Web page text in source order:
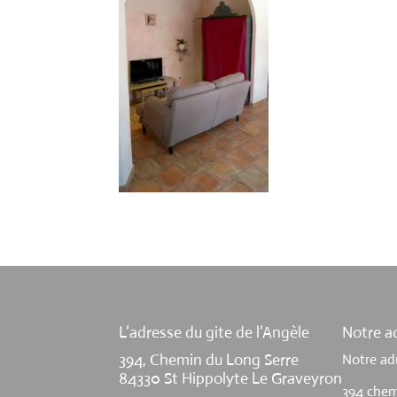
L’adresse du gite de l’Angèle
394, Chemin du Long Serre
84330 St Hippolyte Le Graveyron
Notre
Notre
394